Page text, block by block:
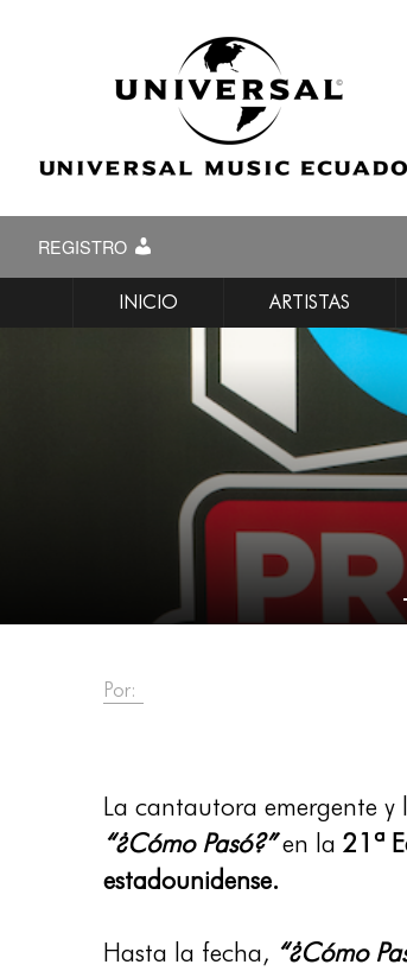
REGISTRO
INICIO ARTISTAS
Por:
La cantautora emergente
“¿Cómo Pasó?”en la21ª
estadounidense.
Hasta la fecha, “¿Cómo